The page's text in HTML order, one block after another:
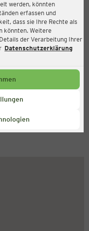
werden, könnten
erfassen und
dass sie Ihre Rechte als
könnten. Weitere
der Verarbeitung Ihrer
Datenschutzerklärung
Wendel